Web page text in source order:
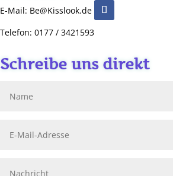
E-Mail: Be@Kisslook.de
Telefon: 0177 / 3421593
Schreibe uns direkt